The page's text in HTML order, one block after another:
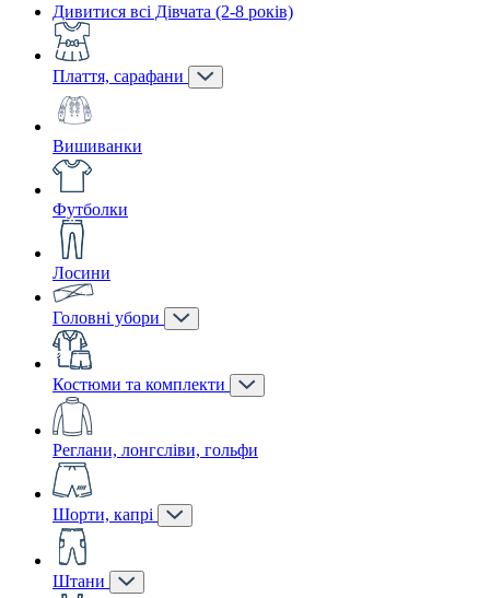
Дивитися всі Дівчата (2-8 років)
Плаття, сарафани
Вишиванки
Футболки
Лосини
Головні убори
Костюми та комплекти
Реглани, лонгсліви, гольфи
Шорти, капрі
Штани